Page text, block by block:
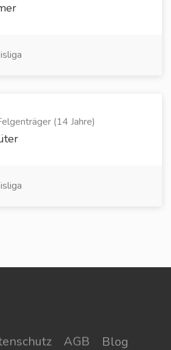
(14 Jahre)
AGB Blog